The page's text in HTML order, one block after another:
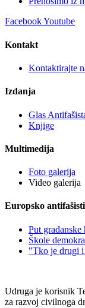
FacebookYoutube
Kontakt
Kontaktirajte
Izdanja
Glas
Knjige
Multimedija
Foto galerija
Video galerija
Europsko
Put građanske
Škole
"Tko je drugi
Udruga je korisnik
za razvoj civilnoga